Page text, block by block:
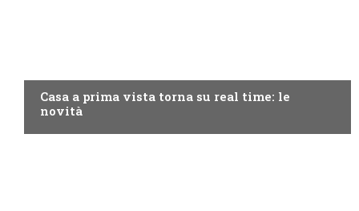
Casa a prima vista torna su real time: le
novità